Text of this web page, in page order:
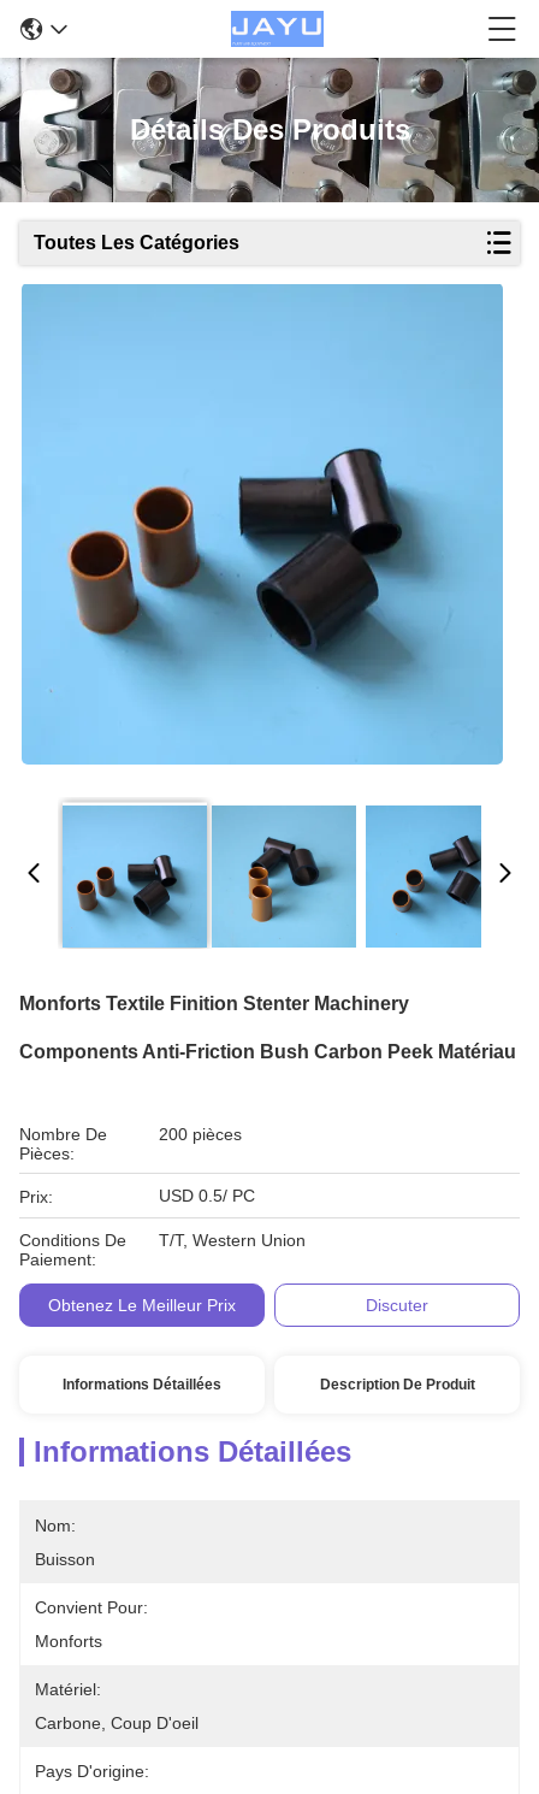
Détails Des Produits
Toutes Les Catégories
Monforts Textile Finition Stenter Machinery
Components Anti-Friction Bush Carbon Peek Matériau
Nombre De
Pièces:
200 pièces
Prix: USD 0.5/ PC
Conditions De
Paiement:
T/T, Western Union
Obtenez Le Meilleur Prix Discuter
Informations Détaillées Description De Produit
Informations Détaillées
Nom:
Buisson
Convient Pour:
Monforts
Matériel:
Carbone, Coup D'oeil
Pays D'origine: